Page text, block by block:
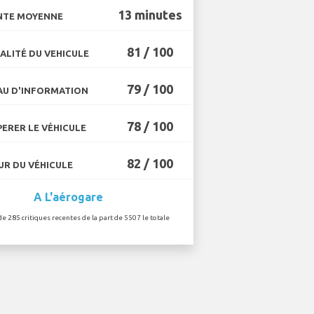
MOYENNE 13 minutes
DU VEHICULE 81 / 100
D'INFORMATION 79 / 100
LE VÉHICULE 78 / 100
DU VÉHICULE 82 / 100
A L'aérogare
285 critiques recentes de la part de 5507 le totale